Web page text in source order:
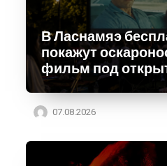
В Ласнамяэ
покажут
фильм под
07.08.2026